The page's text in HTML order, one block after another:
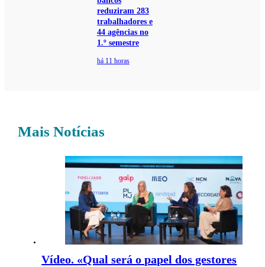
reduziram 283
trabalhadores e
44 agências no
1.º semestre
há 11 horas
Mais Notícias
Vídeo. «Qual será o papel dos gestores